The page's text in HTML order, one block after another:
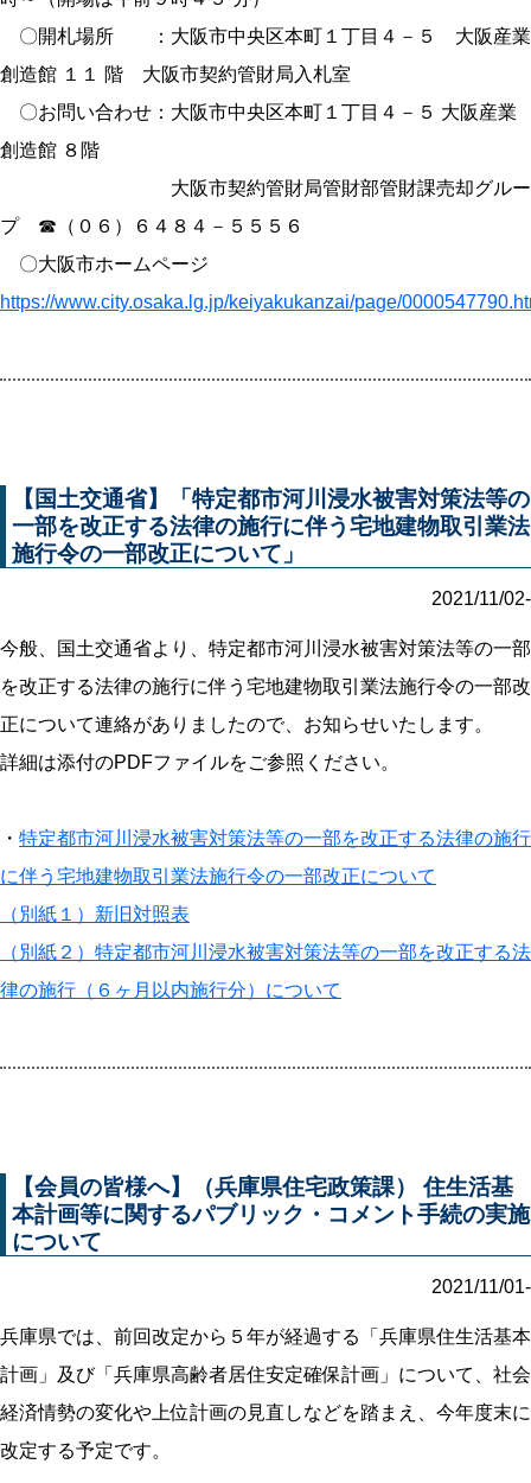
〇開札場所 ：大阪市中央区本町１丁目４－５ 大阪産業
創造館 １１ 階 大阪市契約管財局入札室
〇お問い合わせ：大阪市中央区本町１丁目４－５ 大阪産業
創造館 ８階
大阪市契約管財局管財部管財課売却グルー
プ ☎（０６）６４８４－５５５６
〇大阪市ホームページ
https://www.city.osaka.lg.jp/keiyakukanzai/page/
【国土交通省】「特定都市河川浸水被害対策法等の
一部を改正する法律の施行に伴う宅地建物取引業法
施行令の一部改正について」
2021/11/02-
今般、国土交通省より、特定都市河川浸水被害対策法等の一部
を改正する法律の施行に伴う宅地建物取引業法施行令の一部改
正について連絡がありましたので、お知らせいたします。
詳細は添付のPDFファイルをご参照ください。
・ 特定都市河川浸水被害対策法等の一部を改正する法律の施行
に伴う宅地建物取引業法施行令の一部改正について
（別紙１）新旧対照表
（別紙２）特定都市河川浸水被害対策法等の一部を改正する法
律の施行（６ヶ月以内施行分）について
【会員の皆様へ】（兵庫県住宅政策課） 住生活基
本計画等に関するパブリック・コメント手続の実施
について
2021/11/01-
兵庫県では、前回改定から５年が経過する「兵庫県住生活基本
計画」及び「兵庫県高齢者居住安定確保計画」について、社会
経済情勢の変化や上位計画の見直しなどを踏まえ、今年度末に
改定する予定です。